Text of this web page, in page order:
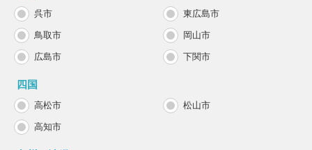
呉市 東広島市
鳥取市 岡山市
広島市 下関市
四国
高松市 松山市
高知市